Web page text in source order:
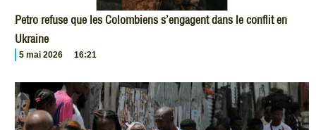
Petro refuse que les Colombiens s’engagent dans le conflit en
Ukraine
5 mai 2026 16:21